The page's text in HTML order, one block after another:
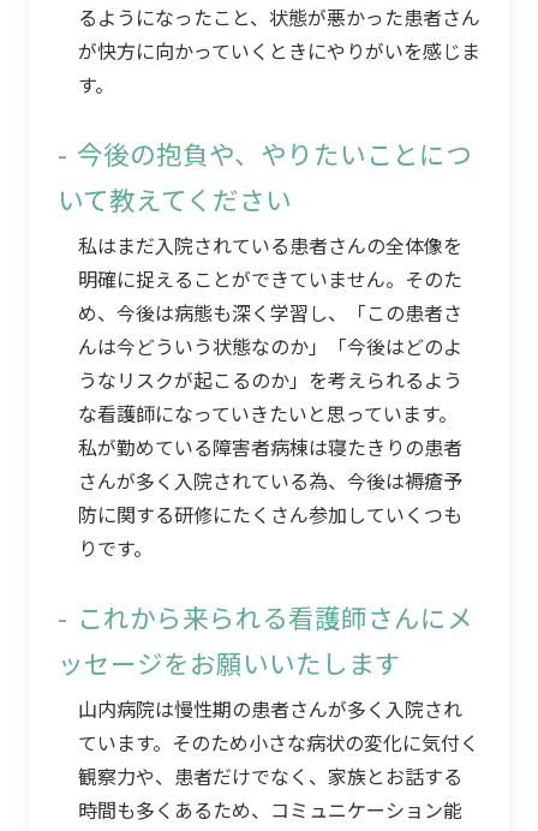
るようになったこと、状態が悪かった患者さん
が快方に向かっていくときにやりがいを感じま
す。
今後の抱負や、やりたいことにつ
いて教えてください
私はまだ入院されている患者さんの全体像を
明確に捉えることができていません。そのた
め、今後は病態も深く学習し、「この患者さ
んは今どういう状態なのか」「今後はどのよ
うなリスクが起こるのか」を考えられるよう
な看護師になっていきたいと思っています。
私が勤めている障害者病棟は寝たきりの患者
さんが多く入院されている為、今後は褥瘡予
防に関する研修にたくさん参加していくつも
りです。
これから来られる看護師さんにメ
ッセージをお願いいたします
山内病院は慢性期の患者さんが多く入院され
ています。そのため小さな病状の変化に気付く
観察力や、患者だけでなく、家族とお話する
時間も多くあるため、コミュニケーション能